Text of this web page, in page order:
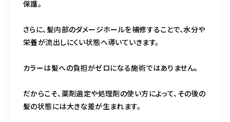
保護。
さらに、髪内部のダメージホールを補修することで、水分や
栄養が流出しにくい状態へ導いていきます。
カラーは髪への負担がゼロになる施術ではありません。
だからこそ、薬剤選定や処理剤の使い方によって、その後の
髪の状態には大きな差が生まれます。